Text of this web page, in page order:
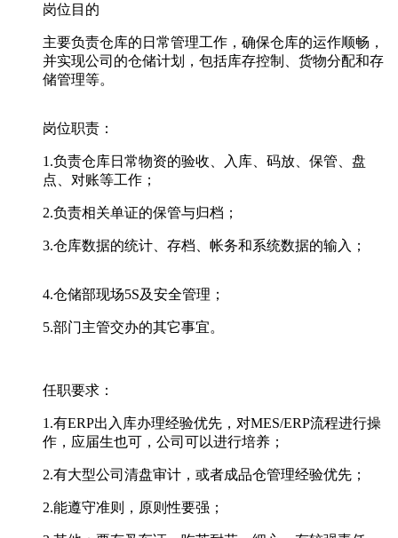
岗位目的
主要负责仓库的日常管理工作，确保仓库的运作顺畅，
并实现公司的仓储计划，包括库存控制、货物分配和存
储管理等。
岗位职责：
1.负责仓库日常物资的验收、入库、码放、保管、盘
点、对账等工作；
2.负责相关单证的保管与归档；
3.仓库数据的统计、存档、帐务和系统数据的输入；
4.仓储部现场5S及安全管理；
5.部门主管交办的其它事宜。
任职要求：
1.有ERP出入库办理经验优先，对MES/ERP流程进行操
作，应届生也可，公司可以进行培养；
2.有大型公司清盘审计，或者成品仓管理经验优先；
2.能遵守准则，原则性要强；